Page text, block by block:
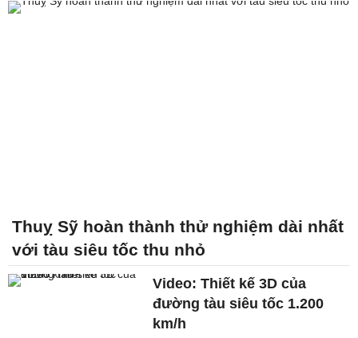
Thuỵ Sỹ hoàn thành thử nghiệm dài nhất
với tàu siêu tốc thu nhỏ
Video: Thiết kế 3D của
đường tàu siêu tốc 1.200
km/h